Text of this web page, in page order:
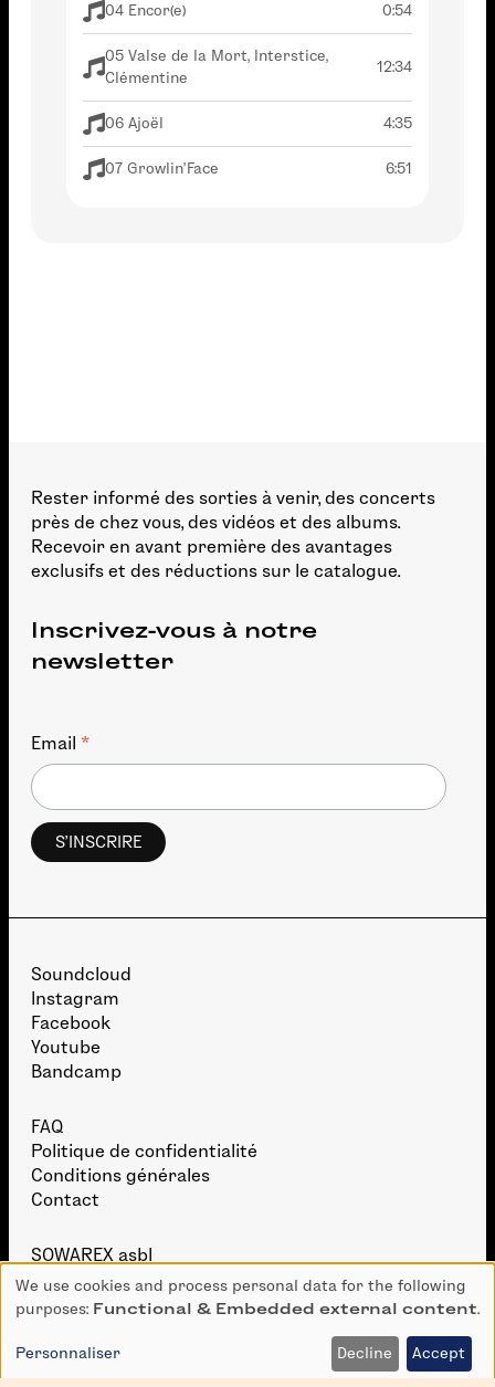
04 Encor(e) 0:54
05 Valse de la Mort, Interstice,
Clémentine
12:34
06 Ajoël 4:35
07 Growlin'Face 6:51
Rester informé des sorties à venir, des concerts
près de chez vous, des vidéos et des albums.
Recevoir en avant première des avantages
exclusifs et des réductions sur le catalogue.
Inscrivez-vous à notre
newsletter
Email *
Soundcloud
Instagram
Facebook
Youtube
Bandcamp
FAQ
Politique de confidentialité
Conditions générales
Contact
SOWAREX asbl
153 Boulevard Léopold II
1080 Bruxelles, Belgique
info (at) igloorecords.be
Use
of
We use cookies and process personal data for the following
purposes: Functional & Embedded external content.
Personnaliser Decline Accept